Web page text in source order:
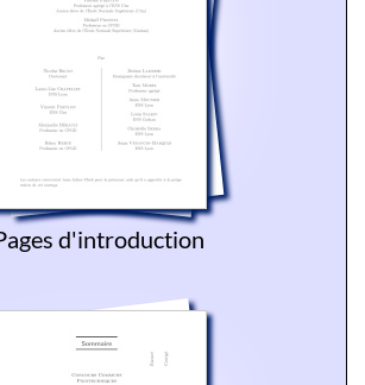
d'introduction